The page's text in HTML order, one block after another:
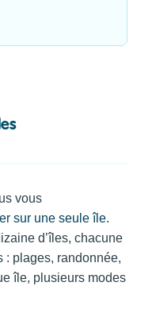
vous
sur une seule île.
d’îles, chacune
: plages, randonnée,
île, plusieurs modes